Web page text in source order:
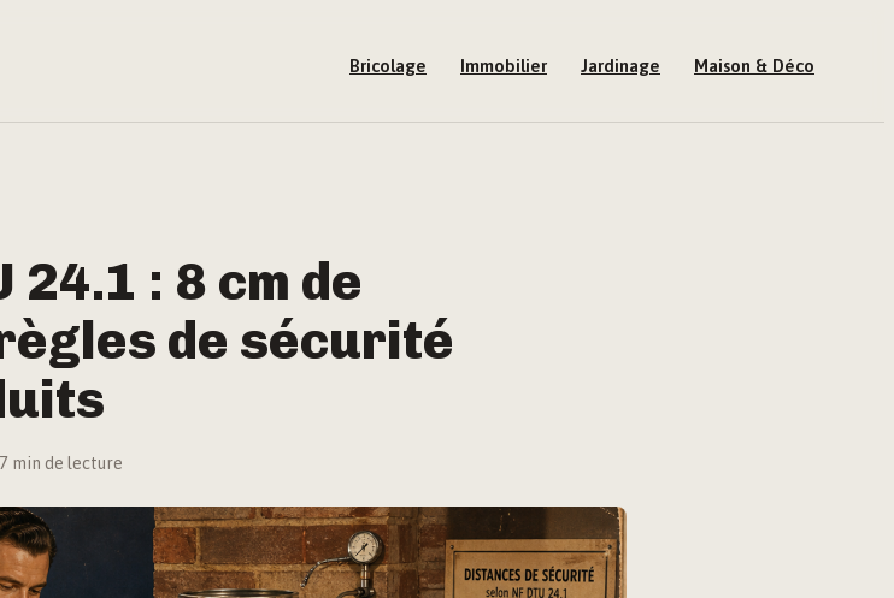
Bricolage Immobilier Jardinage Maison & Déco
24.1 : 8 cm de
de sécurité
7 min de lecture